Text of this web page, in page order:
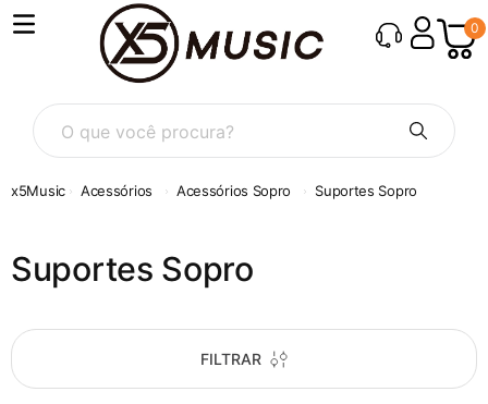
0
O que você procura?
Acessórios Acessórios Sopro Suportes Sopro
Suportes Sopro
FILTRAR